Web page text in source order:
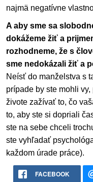
najmä negatívne
A aby sme sa
dokážeme žiť a
rozhodneme, že s
sme nedokázali žiť a
Neísť do manželstva s
prípade by ste mohli
živote zažívať to, čo
to, aby ste si dopriali
ste na sebe chceli
ste vyhľadať
každom úrade práce).
FACEBOOK